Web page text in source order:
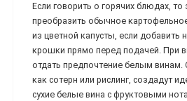
Если говорить о горячих блюдах, то
преобразить обычное
из цветной капусты, если добавить
крошки прямо перед подачей. При
отдать предпочтение белым винам.
как сотерн или рислинг, создадут
сухие белые вина с фруктовыми